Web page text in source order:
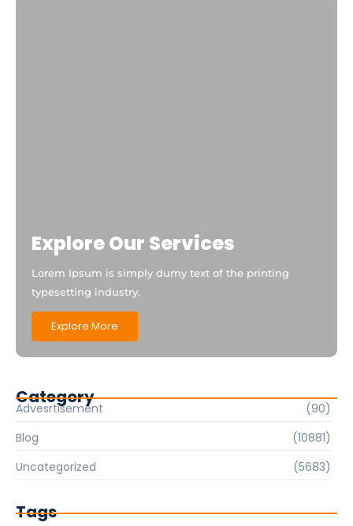
Explore Our Services
Lorem Ipsum is simply dumy text of the printing
typesetting industry.
Explore More
Category
Advesrtisement
(90)
Blog
(10881)
Uncategorized
(5683)
Tags